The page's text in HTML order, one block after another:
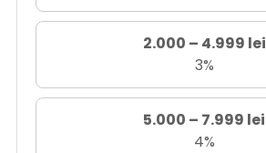
2.000 – 4.999 lei
3%
5.000 – 7.999 lei
4%